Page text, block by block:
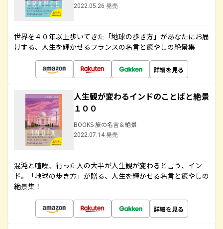
2022.05.26 発売
世界を４０年以上歩いてきた「地球の歩き方」があなたにお届
けする、人生を輝かせるフランスの名言と癒やしの絶景集
詳細を見る
人生観が変わるインドのことばと絶景
１００
BOOKS 旅の名言＆絶景
2022.07.14 発売
混沌と喧噪、行った人の大半が人生観が変わると言う、イン
ド。「地球の歩き方」が贈る、人生を輝かせる名言と癒やしの
絶景集！
詳細を見る